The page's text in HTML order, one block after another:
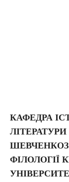
КАФЕДРА
ЛІТЕРАТУРИ
ФІЛОЛОГІЇ